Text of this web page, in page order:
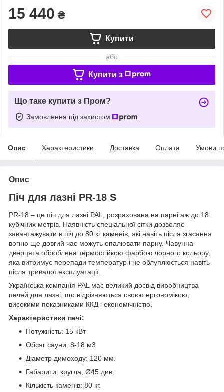
15 440 ₴
Купити
або
Купити з
Що таке купити з Пром?
Замовлення під захистом
Опис Характеристики Доставка Оплата Умови
Опис
Піч для лазні PR-18 S
PR-18 – це піч для лазні PAL, розрахована на парні аж до 18
кубічних метрів. Наявність спеціальної сітки дозволяє
завантажувати в піч до 80 кг каменів, які навіть після згасання
вогню ще довгий час можуть опалювати парну. Чавунна
дверцята оброблена термостійкою фарбою чорного кольору,
яка витримує перепади температур і не облуплюється навіть
після тривалої експлуатації.
Українська компанія PAL має великий досвід виробництва
печей для лазні, що відрізняються своєю ергономікою,
високими показниками ККД і економічністю.
Характеристики печі:
Потужність: 15 кВт
Обсяг сауни: 8-18 м3
Діаметр димоходу: 120 мм.
Габарити: кругла, Ø45 див.
Кількість каменів: 80 кг.